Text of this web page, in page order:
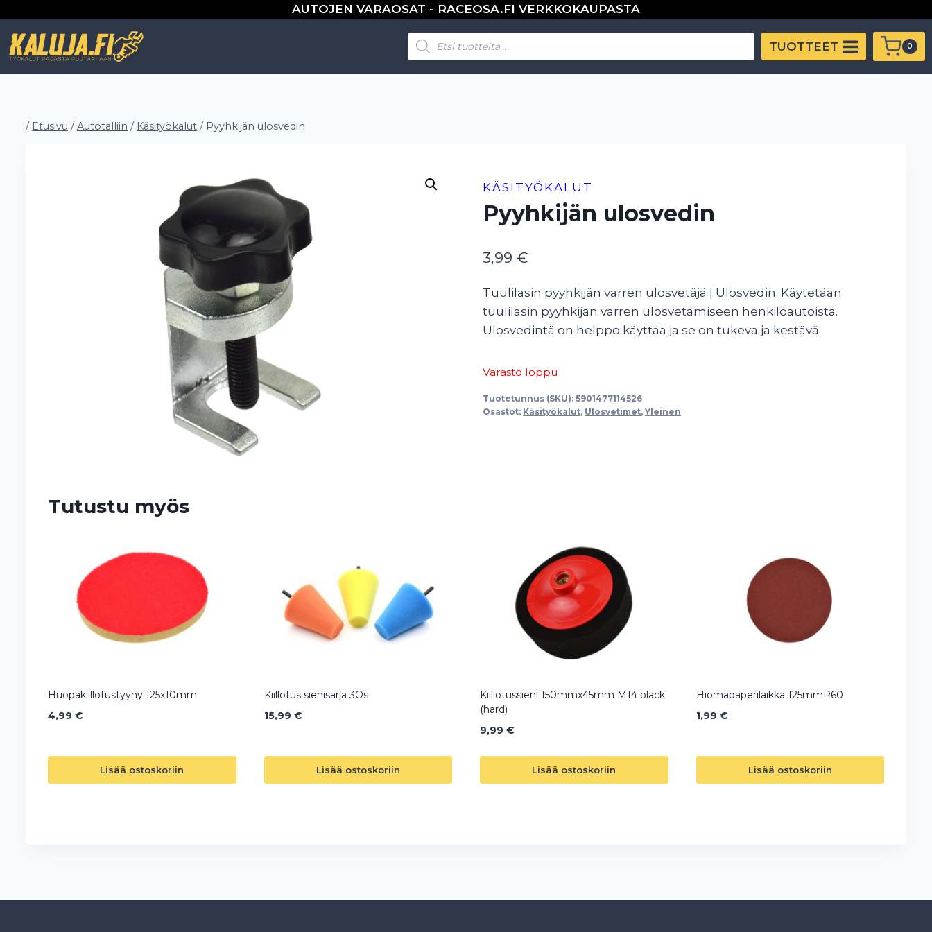
AUTOJEN VARAOSAT - RACEOSA.FI VERKKOKAUPASTA
Products
search
TUOTTEET 0
/ Etusivu / Autotalliin / Käsityökalut / Pyyhkijän ulosvedin
KÄSITYÖKALUT
Pyyhkijän ulosvedin
3,99€
Tuulilasin pyyhkijän varren ulosvetäjä | Ulosvedin. Käytetään
tuulilasin pyyhkijän varren ulosvetämiseen henkilöautoista.
Ulosvedintä on helppo käyttää ja se on tukeva ja kestävä.
Varasto loppu
Tuotetunnus (SKU):5901477114526
Osastot: Käsityökalut, Ulosvetimet,Yleinen
Tutustu myös
Huopakiillotustyyny 125x10mm
4,99 €
Lisää ostoskoriin
Kiillotus sienisarja 3Os
15,99 €
Lisää ostoskoriin
Kiillotussieni 150mmx45mm M14 black
(hard)
9,99 €
Lisää ostoskoriin
Hiomapaperilaikka 125mmP60
1,99 €
Lisää ostoskoriin